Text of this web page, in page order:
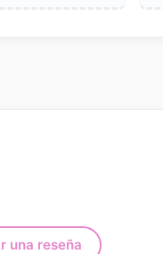
una reseña